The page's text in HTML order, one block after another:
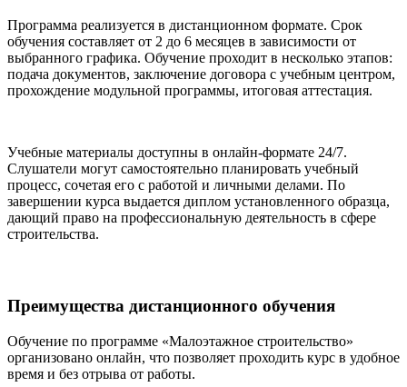
Программа реализуется в дистанционном формате. Срок
обучения составляет от 2 до 6 месяцев в зависимости от
выбранного графика. Обучение проходит в несколько этапов:
подача документов, заключение договора с учебным центром,
прохождение модульной программы, итоговая аттестация.
Учебные материалы доступны в онлайн-формате 24/7.
Слушатели могут самостоятельно планировать учебный
процесс, сочетая его с работой и личными делами. По
завершении курса выдается диплом установленного образца,
дающий право на профессиональную деятельность в сфере
строительства.
Преимущества дистанционного обучения
Обучение по программе «Малоэтажное строительство»
организовано онлайн, что позволяет проходить курс в удобное
время и без отрыва от работы.